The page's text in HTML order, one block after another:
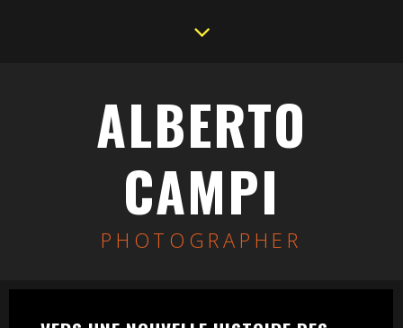
ALBERTO
CAMPI
PHOTOGRAPHER